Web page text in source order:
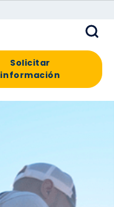
Solicitar
información